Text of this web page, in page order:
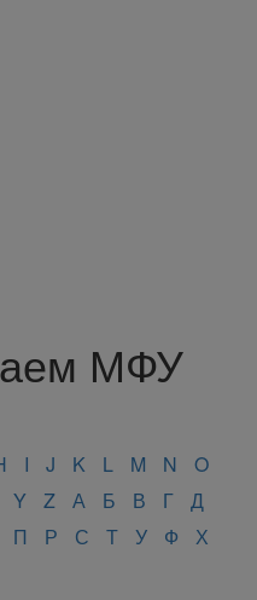
МФУ
I J K L M N
O
Y Z А Б В Г
Д
П Р С Т У Ф
Х